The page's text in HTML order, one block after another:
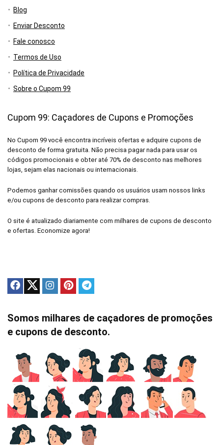
Blog
Enviar Desconto
Fale conosco
Termos de Uso
Política de Privacidade
Sobre o Cupom 99
Cupom 99: Caçadores de Cupons e Promoções
No Cupom 99 você encontra incríveis ofertas e adquire cupons de
desconto de forma gratuita. Não precisa pagar nada para usar os
códigos promocionais e obter até 70% de desconto nas melhores
lojas, sejam elas nacionais ou internacionais.
Podemos ganhar comissões quando os usuários usam nossos links
e/ou cupons de desconto para realizar compras.
O site é atualizado diariamente com milhares de cupons de desconto
e ofertas. Economize agora!
Somos milhares de caçadores de promoções
e cupons de desconto.